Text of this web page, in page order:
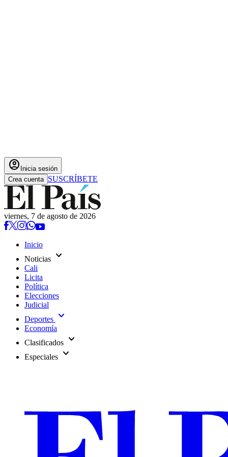
account_circle Inicia sesión
Crea cuenta SUSCRÍBETE
viernes, 7 de agosto de 2026
Inicio
Noticias expand_more
Cali
Licita
Política
Elecciones
Judicial
Deportes expand_more
Economía
Clasificados expand_more
Especiales expand_more